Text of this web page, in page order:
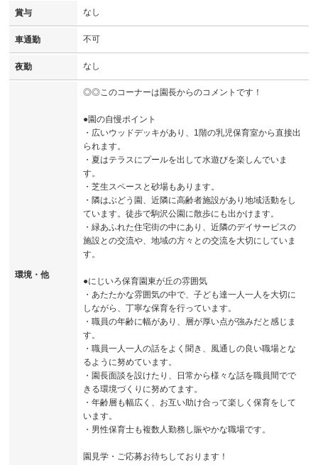
賞与 なし
車通勤 不可
夜勤 なし
環境・他
◎◎このコーナーは園長からのコメントです！
●園の自慢ポイント
・広いウッドデッキがあり、1階の乳児保育室から直接出
られます。
・夏はテラスにプールを出して水遊びを楽しんでいま
す。
・芝生スペースと砂場もあります。
・隣はぶどう園、近隣に高齢者施設があり地域活動をし
ています。徒歩で駒沢公園に散歩にも出かけます。
・緑あふれた住宅街の中にあり、近隣のデイサービスの
施設との交流や、地域の方々との交流を大切にしていま
す。
●にじいろ保育園東が丘の雰囲気
・あたたかな雰囲気の中で、子ども達一人一人を大切に
しながら、丁寧な保育を行っています。
・職員の年齢に幅があり、層が厚い点が強みだと感じま
す。
・職員一人一人の話をよく聞き、風通しの良い職場とな
るように努めています。
・園長面談を設けたり、日常から様々な話を職員間でで
きる環境づくりに努めてます。
・年齢層も幅広く、お互い助け合って楽しく保育をして
います。
・男性保育士も複数人勤務し賑やかな職場です。
園見学・ご応募お待ちしております！